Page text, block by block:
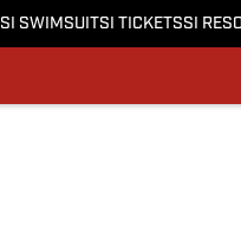
SI SWIMSUITSI TICKETSSI